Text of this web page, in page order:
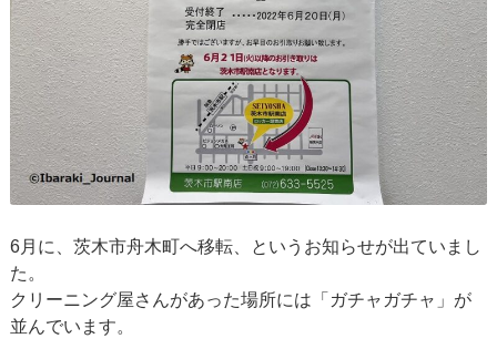
6月に、茨木市舟木町へ移転、というお知らせが出ていまし
た。
クリーニング屋さんがあった場所には「ガチャガチャ」が
並んでいます。